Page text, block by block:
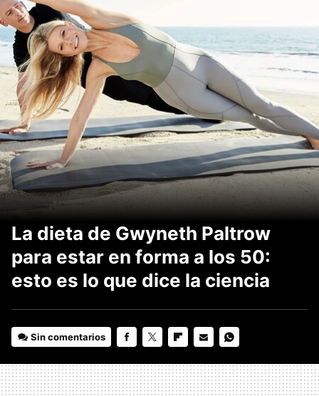
La dieta de Gwyneth Paltrow
para estar en forma a los 50:
esto es lo que dice la ciencia
Sin comentarios
MAIL